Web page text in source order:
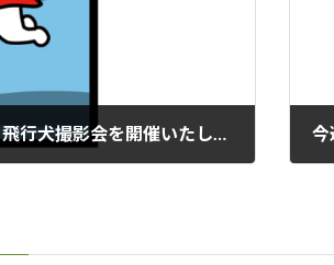
１０／２７（日）『ドッグランひぬま』飛行犬撮影会を開催いたします。 今